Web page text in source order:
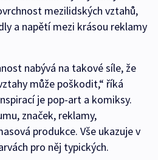
mezilidských vztahů,
a napětí mezi krásou reklamy
nabývá na takové síle, že
může poškodit,“ říká
je pop-art a komiksy.
značek, reklamy,
produkce. Vše ukazuje v
pro něj typických.